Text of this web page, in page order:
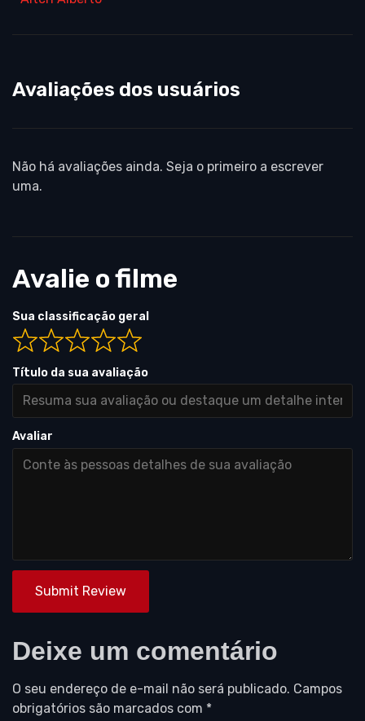
Avaliações dos usuários
Não há avaliações ainda. Seja o primeiro a escrever
uma.
Avalie o filme
Sua classificação geral
Título da sua avaliação
Avaliar
Submit Review
Deixe um comentário
O seu endereço de e-mail não será publicado. Campos
obrigatórios são marcados com *